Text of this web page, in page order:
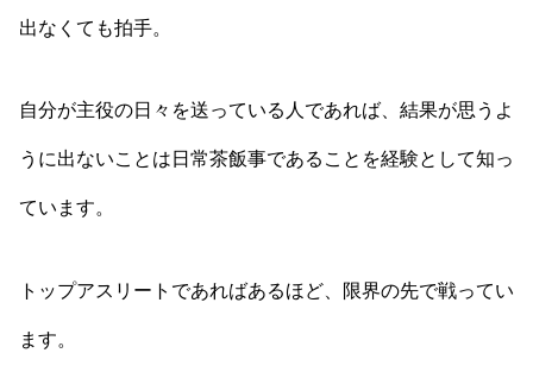
出なくても拍手。
自分が主役の日々を送っている人であれば、結果が思うよ
うに出ないことは日常茶飯事であることを経験として知っ
ています。
トップアスリートであればあるほど、限界の先で戦ってい
ます。